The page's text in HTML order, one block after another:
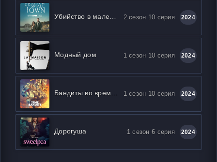
2 сезон 10 серия 2024
Модный дом 1 сезон 10 серия 2024
1 сезон 10 серия 2024
Дорогуша 1 сезон 6 серия 2024